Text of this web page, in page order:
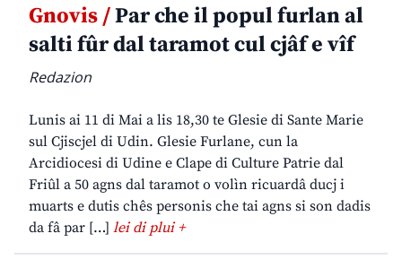
Gnovis /Par che il popul furlan al
salti fûr dal taramot cul cjâf e vîf
Redazion
Lunis ai 11 di Mai a lis 18,30 te Glesie di Sante Marie
sul Cjiscjel di Udin. Glesie Furlane, cun la
Arcidiocesi di Udine e Clape di Culture Patrie dal
Friûl a 50 agns dal taramot o volìn ricuardâ ducj i
muarts e dutis chês personis che tai agns si son dadis
da fâ par […] lei di plui +